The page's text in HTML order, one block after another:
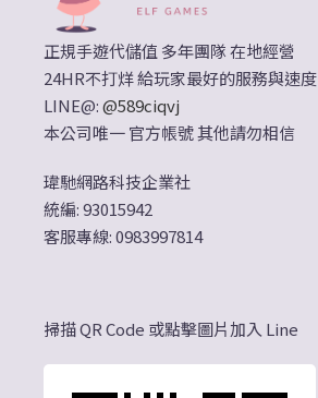
正規手遊代儲值 多年團隊 在地經營
24HR不打烊 給玩家最好的服務與速度
LINE@:@589ciqvj
本公司唯一 官方帳號 其他請勿相信
瑋馳網路科技企業社
統編: 93015942
客服專線: 0983997814
掃描 QR Code 或點擊圖片加入 Line